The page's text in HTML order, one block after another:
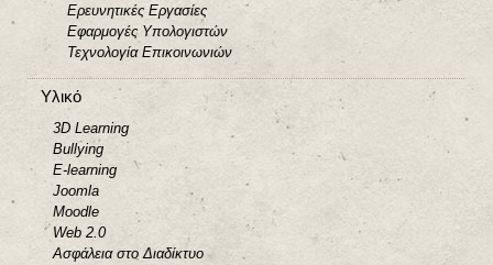
Ερευνητικές Εργασίες
Εφαρμογές Υπολογιστών
Τεχνολογία Επικοινωνιών
Υλικό
3D Learning
Bullying
E-learning
Joomla
Moodle
Web 2.0
Ασφάλεια στο Διαδίκτυο